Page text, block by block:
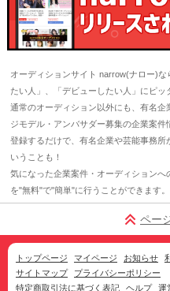
オーディションサイト narrow(ナロー)
たい人」、「デビューしたい人」にピッ
通常のオーディション以外にも、有名
ジモデル・アンバサダー募集の企業案件
登録するだけで、有名企業や芸能事務
いうことも！
気になった企業案件・オーディション
を"無料"で"簡単"に行うことができます。
ペー
トップページ マイページ お知らせ
サイトマップ
プライバシーポリシー
特定商取引法に基づく表記
ヘルプ 運